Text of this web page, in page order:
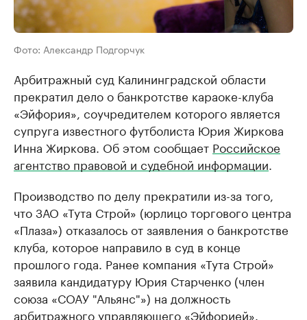
Фото: Александр Подгорчук
Арбитражный суд Калининградской области
прекратил дело о банкротстве караоке-клуба
«Эйфория», соучредителем которого является
супруга известного футболиста Юрия Жиркова
Инна Жиркова. Об этом сообщает Российское
агентство правовой и судебной информации
Производство по делу прекратили из-за того,
что ЗАО «Тута Строй» (юрлицо торгового центра
«Плаза») отказалось от заявления о банкротстве
клуба, которое направило в суд в конце
прошлого года. Ранее компания «Тута Строй»
заявила кандидатуру Юрия Старченко (член
союза «СОАУ "Альянс"») на должность
арбитражного управляющего «Эйфорией».